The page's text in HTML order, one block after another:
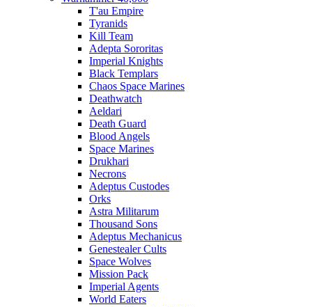
T'au Empire
Tyranids
Kill Team
Adepta Sororitas
Imperial Knights
Black Templars
Chaos Space Marines
Deathwatch
Aeldari
Death Guard
Blood Angels
Space Marines
Drukhari
Necrons
Adeptus Custodes
Orks
Astra Militarum
Thousand Sons
Adeptus Mechanicus
Genestealer Cults
Space Wolves
Mission Pack
Imperial Agents
World Eaters